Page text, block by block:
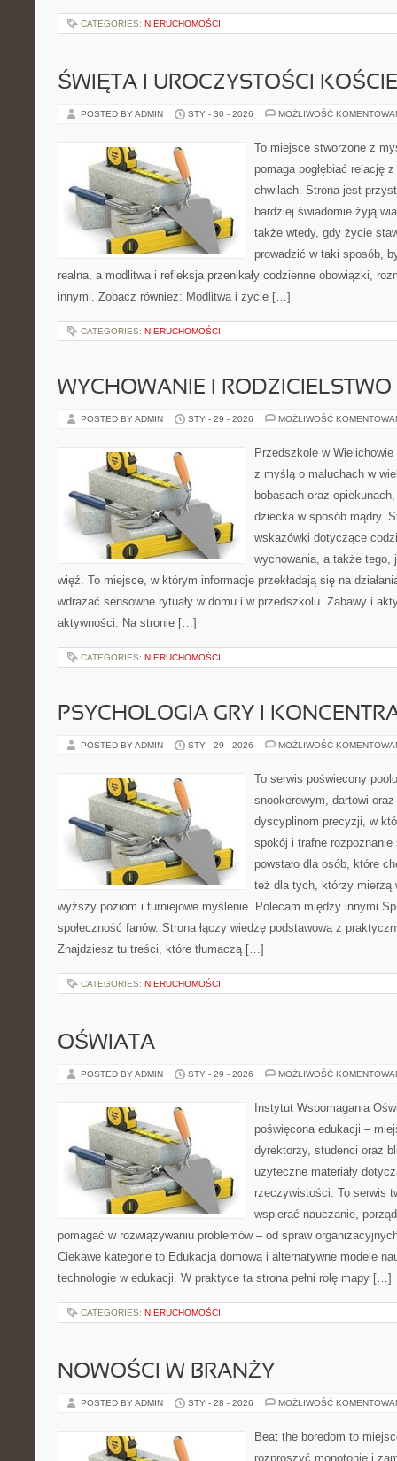
CATEGORIES: NIERUCHOMOŚCI
ŚWIĘTA I UROCZYSTOŚCI
POSTED BY ADMIN STY - 30 - 2026 MOŻLIWOŚĆ
To miejsce stworzone z
pomaga pogłębiać relację
chwilach. Strona jest
bardziej świadomie żyją
także wtedy, gdy życie
prowadzić w taki sposób,
realna, a modlitwa i refleksja przenikały codzienne obowiązki,
innymi. Zobacz również: Modlitwa i życie […]
CATEGORIES: NIERUCHOMOŚCI
WYCHOWANIE I RODZICIELSTWO
POSTED BY ADMIN STY - 29 - 2026 MOŻLIWOŚĆ
Przedszkole w
z myślą o maluchach w
bobasach oraz
dziecka w sposób mądry.
wskazówki dotyczące
wychowania, a także tego,
więź. To miejsce, w którym informacje przekładają się na
wdrażać sensowne rytuały w domu i w przedszkolu. Zabawy i
aktywności. Na stronie […]
CATEGORIES: NIERUCHOMOŚCI
PSYCHOLOGIA GRY I
POSTED BY ADMIN STY - 29 - 2026 MOŻLIWOŚĆ
To serwis poświęcony
snookerowym, dartowi
dyscyplinom precyzji, w
spokój i trafne
powstało dla osób, które
też dla tych, którzy mierzą
wyższy poziom i turniejowe myślenie. Polecam między innymi
społeczność fanów. Strona łączy wiedzę podstawową z
Znajdziesz tu treści, które tłumaczą […]
CATEGORIES: NIERUCHOMOŚCI
OŚWIATA
POSTED BY ADMIN STY - 29 - 2026 MOŻLIWOŚĆ
Instytut Wspomagania
poświęcona edukacji –
dyrektorzy, studenci oraz
użyteczne materiały
rzeczywistości. To serwis
wspierać nauczanie,
pomagać w rozwiązywaniu problemów – od spraw
Ciekawe kategorie to Edukacja domowa i alternatywne modele
technologie w edukacji. W praktyce ta strona pełni rolę mapy […]
CATEGORIES: NIERUCHOMOŚCI
NOWOŚCI W BRANŻY
POSTED BY ADMIN STY - 28 - 2026 MOŻLIWOŚĆ
Beat the boredom to
rozproszyć monotonię i